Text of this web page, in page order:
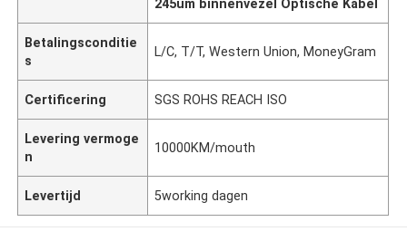
245um binnenvezel Optische Kabel
Betalingsconditie
s
L/C, T/T, Western Union, MoneyGram
Certificering SGS ROHS REACH ISO
Levering vermoge
n
10000KM/mouth
Levertijd 5working dagen